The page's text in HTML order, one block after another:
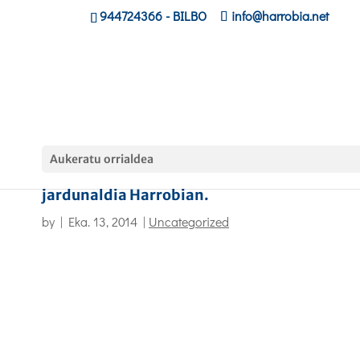
944724366- BILBO info@harrobia.net
Aukeratu orrialdea
jardunaldia Harrobian.
by | Eka. 13, 2014 | Uncategorized